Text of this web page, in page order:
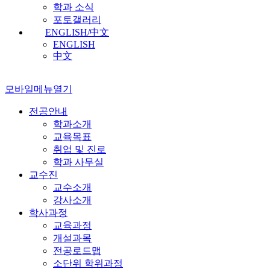
학과 소식
포토갤러리
ENGLISH/中文
ENGLISH
中文
모바일메뉴열기
전공안내
학과소개
교육목표
취업 및 진로
학과 사무실
교수진
교수소개
강사소개
학사과정
교육과정
개설과목
전공로드맵
소단위 학위과정